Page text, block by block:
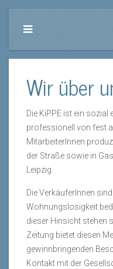
Wir über
Die KiPPE ist ein
professionell von fest
MitarbeiterInnen
der Straße sowie in
Leipzig.
Die VerkäuferInnen
Wohnungslosigkeit
dieser Hinsicht stehen
Zeitung bietet diesen
gewinnbringenden
Kontakt mit der